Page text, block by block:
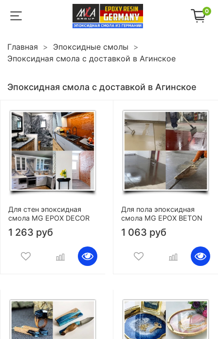
0
Главная
Эпоксидные смолы
Эпоксидная смола с доставкой в Агинское
Эпоксидная смола с доставкой в Агинское
Для стен эпоксидная
смола MG EPOX DECOR
1 263 руб
Для пола эпоксидная
смола MG EPOX BETON
1 063 руб